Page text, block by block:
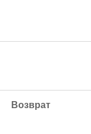
Возврат